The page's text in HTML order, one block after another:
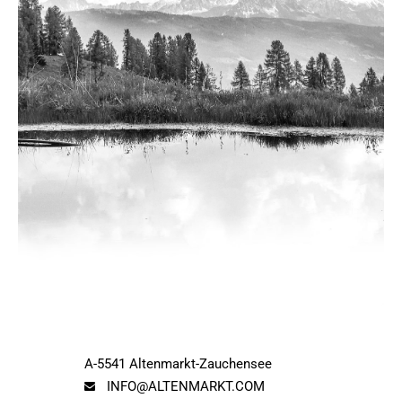
A-5541 Altenmarkt-Zauchensee
INFO@ALTENMARKT.COM